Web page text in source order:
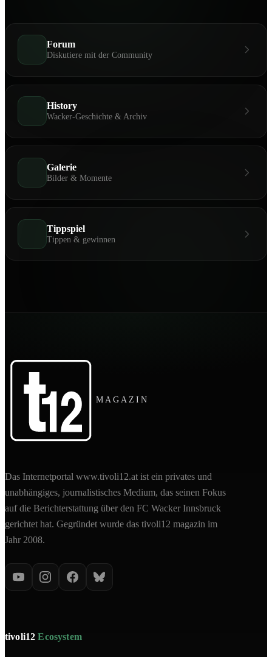
Forum
Diskutiere mit der Community
History
Wacker-Geschichte & Archiv
Galerie
Bilder & Momente
Tippspiel
Tippen & gewinnen
MAGAZIN
Das Internetportal www.tivoli12.at ist ein privates und
unabhängiges, journalistisches Medium, das seinen Fokus
auf die Berichterstattung über den FC Wacker Innsbruck
gerichtet hat. Gegründet wurde das tivoli12 magazin im
Jahr 2008.
tivoli12Ecosystem